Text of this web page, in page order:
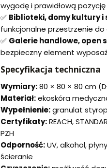
wygodę i prawidłową
✅ Biblioteki, domy kultury
funkcjonalne przestrzenie do
✅ Galerie handlowe, open
bezpieczny element
Specyfikacja techniczna
Wymiary:80 × 80 × 80 cm
Materiał:ekoskóra
Wypełnienie:granulat
Certyfikaty:REACH,
PZH
Odporność:UV, alkohol,
ścieranie